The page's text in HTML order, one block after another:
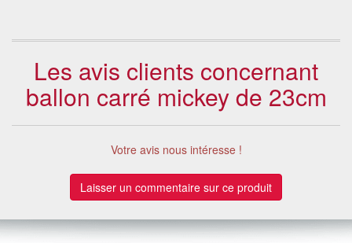
Les avis clients concernant
ballon carré mickey de 23cm
Votre avis nous intéresse !
Laisser un commentaire sur ce produit